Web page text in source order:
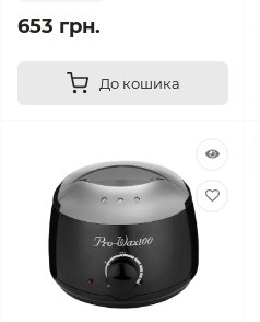
653 грн.
До кошика